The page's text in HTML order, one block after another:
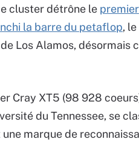
cluster détrône le premier
la barre du petaflop, le
Los Alamos, désormais
Cray XT5 (98 928
du Tennessee, se
marque de